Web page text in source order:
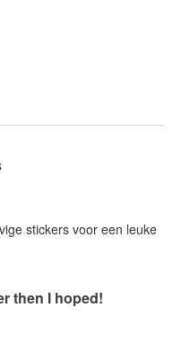
stickers voor een leuke
then I hoped!